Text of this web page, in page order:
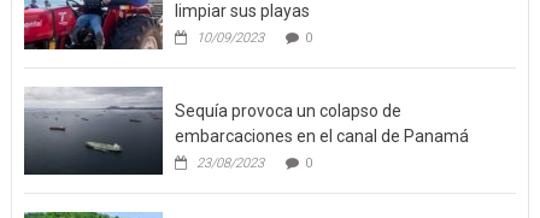
limpiar sus playas
10/09/2023 0
Sequía provoca un colapso de
embarcaciones en el canal de Panamá
23/08/2023 0